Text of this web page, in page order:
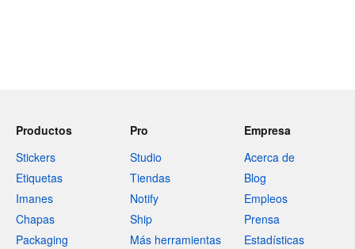
Productos
Stickers
Etiquetas
Imanes
Chapas
Packaging
Pro
Studio
Tiendas
Notify
Ship
Más herramientas
Empresa
Acerca de
Blog
Empleos
Prensa
Estadísticas